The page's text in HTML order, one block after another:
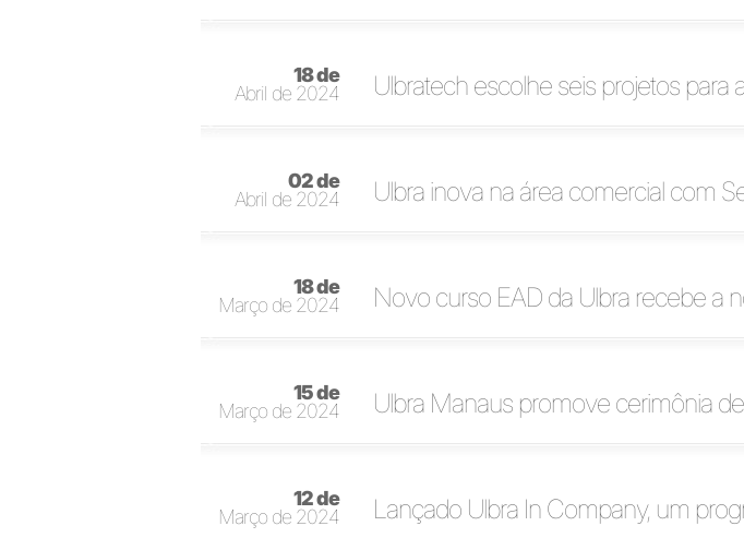
18 de
Abril de 2024
Ulbratech escolhe seis projetos para
02 de
Abril de 2024
Ulbra inova na área comercial com
18 de
Março de 2024
Novo curso EAD da Ulbra recebe a
15 de
Março de 2024
Ulbra Manaus promove cerimônia
12 de
Março de 2024
Lançado Ulbra In Company, um